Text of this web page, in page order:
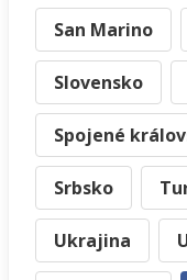
San Marino
Slovensko
Spojené
Srbsko
Ukrajina